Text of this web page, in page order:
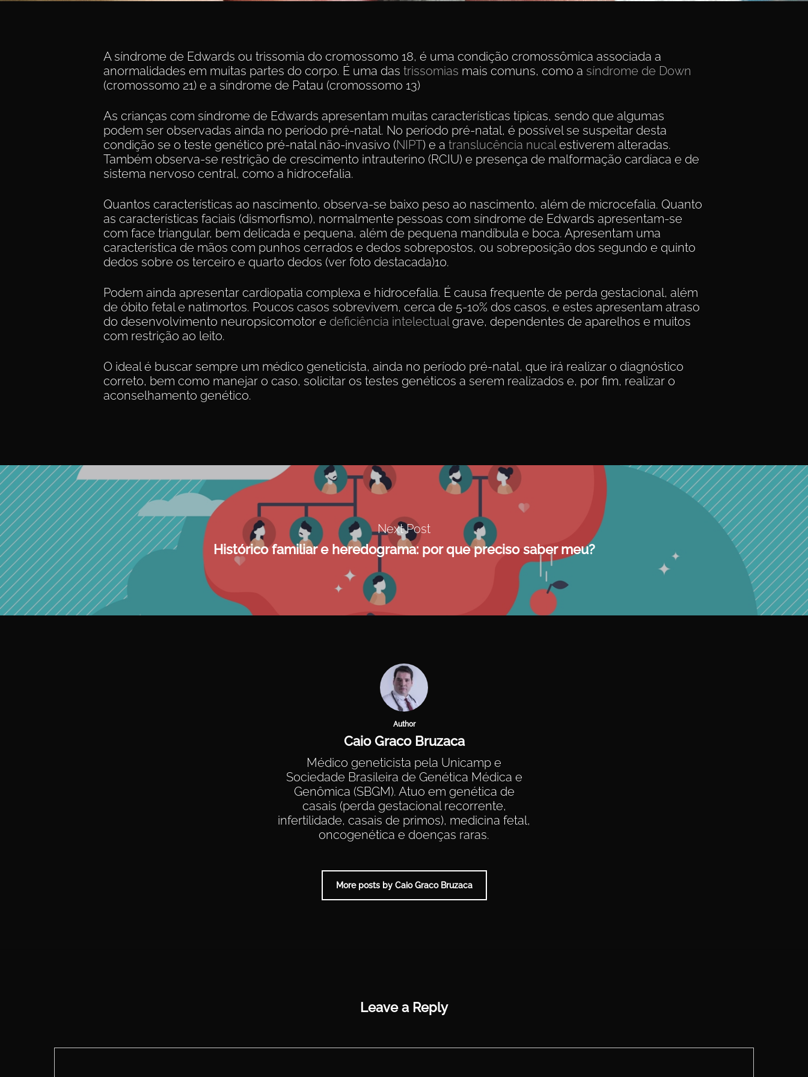
A síndrome de Edwards ou trissomia do cromossomo 18, é uma condição cromossômica associada a
anormalidades em muitas partes do corpo. É uma das trissomias mais comuns, como a síndrome de Down
(cromossomo 21) e a síndrome de Patau (cromossomo 13)
As crianças com síndrome de Edwards apresentam muitas características típicas, sendo que algumas
podem ser observadas ainda no período pré-natal. No período pré-natal, é possível se suspeitar desta
condição se o teste genético pré-natal não-invasivo (NIPT) e a translucência nucalestiverem alteradas.
Também observa-se restrição de crescimento intrauterino (RCIU) e presença de malformação cardíaca e de
sistema nervoso central, como a hidrocefalia.
Quantos características ao nascimento, observa-se baixo peso ao nascimento, além de microcefalia. Quanto
as características faciais (dismorfismo), normalmente pessoas com síndrome de Edwards apresentam-se
com face triangular, bem delicada e pequena, além de pequena mandíbula e boca. Apresentam uma
característica de mãos com punhos cerrados e dedos sobrepostos, ou sobreposição dos segundo e quinto
dedos sobre os terceiro e quarto dedos (ver foto destacada)10.
Podem ainda apresentar cardiopatia complexa e hidrocefalia. É causa frequente de perda gestacional, além
de óbito fetal e natimortos. Poucos casos sobrevivem, cerca de 5-10% dos casos, e estes apresentam atraso
do desenvolvimento neuropsicomotor e deficiência intelectualgrave, dependentes de aparelhos e muitos
com restrição ao leito.
O ideal é buscar sempre um médico geneticista, ainda no período pré-natal, que irá realizar o diagnóstico
correto, bem como manejar o caso, solicitar os testes genéticos a serem realizados e, por fim, realizar o
aconselhamento genético.
Next Post
Histórico familiar e heredograma: por que preciso saber meu?
Author
Caio Graco Bruzaca
Médico geneticista pela Unicamp e
Sociedade Brasileira de Genética Médica e
Genômica (SBGM). Atuo em genética de
casais (perda gestacional recorrente,
infertilidade, casais de primos), medicina fetal,
oncogenética e doenças raras.
More posts by Caio Graco Bruzaca
Leave a Reply